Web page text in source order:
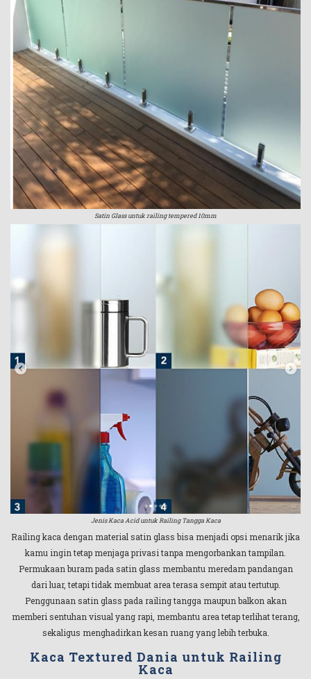
Satin Glass untuk railing tempered 10mm
Jenis Kaca Acid untuk Railing Tangga Kaca
Railing kaca dengan material satin glass bisa menjadi opsi menarik jika
kamu ingin tetap menjaga privasi tanpa mengorbankan tampilan.
Permukaan buram pada satin glass membantu meredam pandangan
dari luar, tetapi tidak membuat area terasa sempit atau tertutup.
Penggunaan satin glass pada railing tangga maupun balkon akan
memberi sentuhan visual yang rapi, membantu area tetap terlihat terang,
sekaligus menghadirkan kesan ruang yang lebih terbuka.
Kaca Textured Dania untuk Railing
Kaca